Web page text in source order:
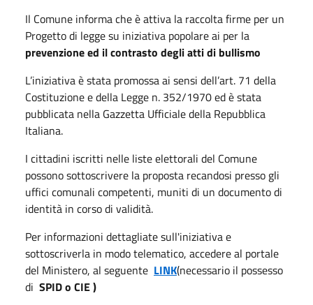
Il Comune informa che è attiva la raccolta firme per un
Progettodi legge su iniziativa popolare ai per la
prevenzione ed il contrasto degli atti di bullismo
L’iniziativa è stata promossa ai sensi dell’art. 71 della
Costituzione e della Legge n. 352/1970 ed è stata
pubblicata nella Gazzetta Ufficiale della Repubblica
Italiana.
I cittadini iscritti nelle liste elettorali del Comune
possono sottoscrivere la proposta recandosi presso gli
uffici comunali competenti, muniti di un documento di
identità in corso di validità.
Per informazioni dettagliate sull'iniziativa e
sottoscriverla in modo telematico, accedere al portale
del Ministero, al seguente LINK(necessario il possesso
di SPID o CIE )